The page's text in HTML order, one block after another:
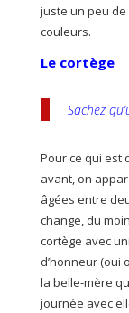
juste un peu
couleurs.
Le cortège
Sachez
Pour ce qui est
avant, on
âgées entre
change, du
cortège avec
d’honneur (oui
la belle-mère
journée avec